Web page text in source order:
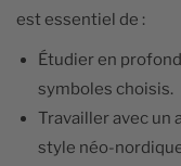
est essentiel de :
Étudier en
symboles choisis.
Travailler avec un
style néo-